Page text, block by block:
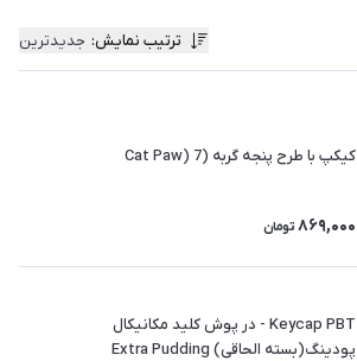
ترتیب نمایش: جدیدترین
کیکپ با طرح پنجه گربه (Cat Paw) 7
869,000 تومان
Keycap PBT - در پوش کلید مکانیکال
پودینگ(بسته الحاقی) Extra Pudding